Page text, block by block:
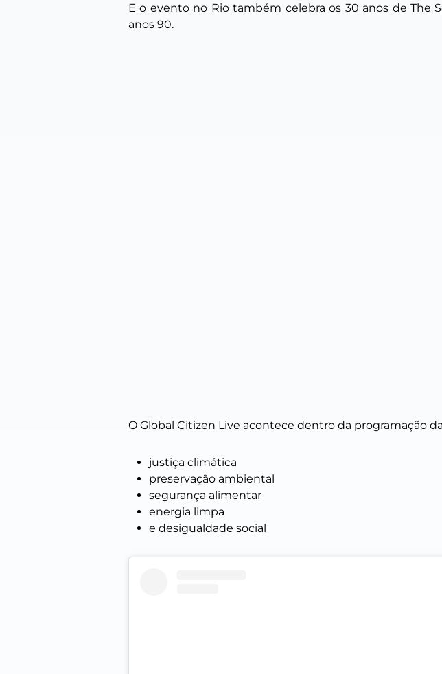
E o evento no Rio também celebra os 30 anos de The
anos 90.
O Global Citizen Live acontece dentro da programação
justiça climática
preservação ambiental
segurança alimentar
energia limpa
e desigualdade social